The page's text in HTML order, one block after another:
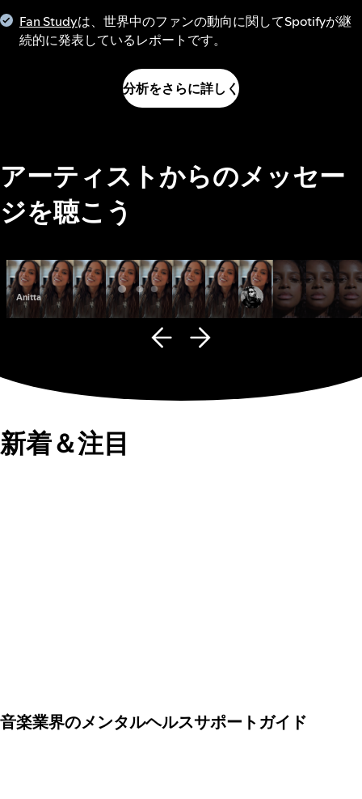
Fan Studyは、世界中のファンの動向に関してSpotifyが継
続的に発表しているレポートです。
分析をさらに詳しく
アーティストからのメッセー
ジを聴こう
Anitta Fana Hues
新着＆注目
音楽業界のメンタルヘルスサポートガイド